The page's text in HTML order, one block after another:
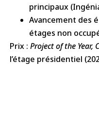
principaux
Avancement des
étages non
Prix : Project of the Year,
l’étage présidentiel